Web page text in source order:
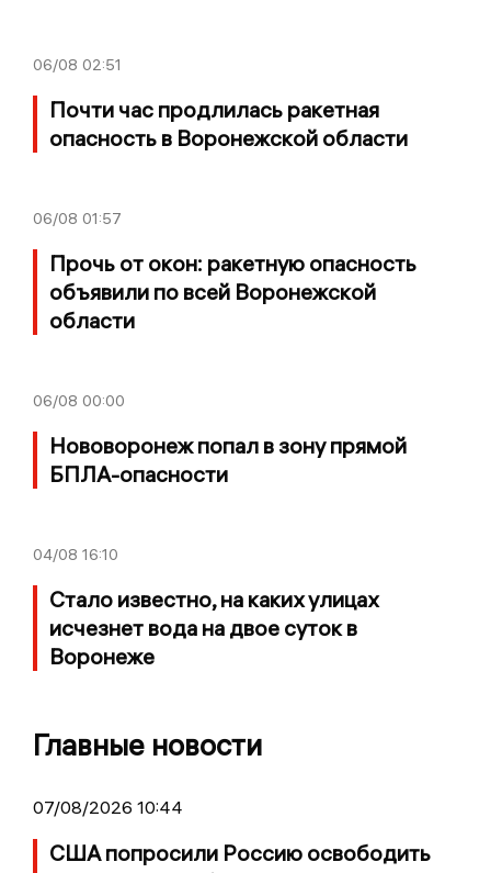
06/08 02:51
Почти час продлилась ракетная
опасность в Воронежской области
06/08 01:57
Прочь от окон: ракетную опасность
объявили по всей Воронежской
области
06/08 00:00
Нововоронеж попал в зону прямой
БПЛА-опасности
04/08 16:10
Стало известно, на каких улицах
исчезнет вода на двое суток в
Воронеже
Главные новости
07/08/2026 10:44
США попросили Россию освободить